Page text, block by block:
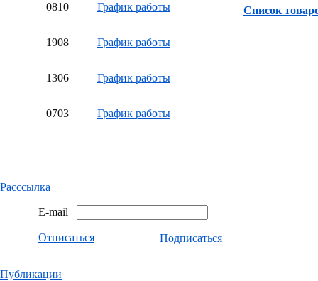
0810 График работы
1908 График работы
1306 График работы
0703 График работы
Расссылка
E-mail
Отписаться Подписаться
Публикации
Список